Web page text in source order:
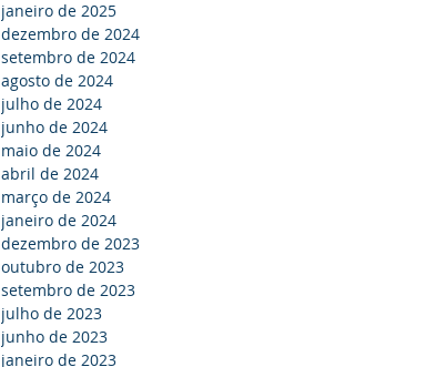
janeiro de 2025
dezembro de 2024
setembro de 2024
agosto de 2024
julho de 2024
junho de 2024
maio de 2024
abril de 2024
março de 2024
janeiro de 2024
dezembro de 2023
outubro de 2023
setembro de 2023
julho de 2023
junho de 2023
janeiro de 2023